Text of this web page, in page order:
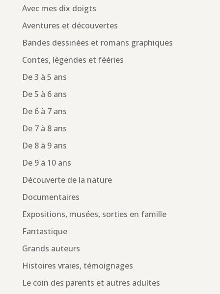
Avec mes dix doigts
Aventures et découvertes
Bandes dessinées et romans graphiques
Contes, légendes et fééries
De 3 à 5 ans
De 5 à 6 ans
De 6 à 7 ans
De 7 à 8 ans
De 8 à 9 ans
De 9 à 10 ans
Découverte de la nature
Documentaires
Expositions, musées, sorties en famille
Fantastique
Grands auteurs
Histoires vraies, témoignages
Le coin des parents et autres adultes